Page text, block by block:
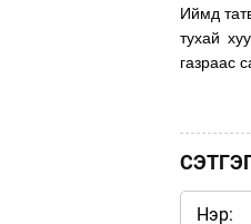
Иймд
тухай
газраас